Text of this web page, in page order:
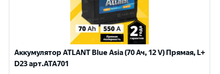
Аккумулятор ATLANT Blue Asia (70 Ач, 12 V) Прямая, L+
D23 арт.ATA701